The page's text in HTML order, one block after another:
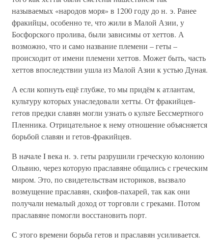
называемых «народов моря» в 1200 году до н. э. Ранее
фракийцы, особенно те, что жили в Малой Азии, у
Босфорского пролива, были зависимы от хеттов. А
возможно, что и само название племени – геты –
происходит от имени племени хеттов. Может быть, часть
хеттов впоследствии ушла из Малой Азии к устью Дуная.
А если копнуть ещё глубже, то мы придём к атлантам,
культуру которых унаследовали хетты. От фракийцев-
гетов предки славян могли узнать о культе Бессмертного
Пленника. Отрицательное к нему отношение объясняется
борьбой славян и гетов-фракийцев.
В начале I века н. э. геты разрушили греческую колонию
Ольвию, через которую праславяне общались с греческим
миром. Это, по свидетельствам историков, вызвало
возмущение праславян, скифов-пахарей, так как они
получали немалый доход от торговли с греками. Потом
праславяне помогли восстановить порт.
С этого времени борьба гетов и праславян усиливается.